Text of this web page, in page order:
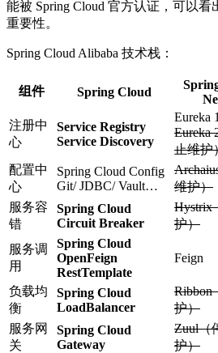
能被 Spring Cloud 官方认证，可以看
重要性。
Spring Cloud Alibaba 技术栈：
组件 Spring Cloud
注册中
心
Service Registry
Service Discovery
Eureka
Eureka
止维护
配置中
心
Spring Cloud Config
Git/ JDBC/ Vault…
维护）
服务容
错
Spring Cloud
Circuit Breaker
Hystrix
护）
服务调
用
Spring Cloud
OpenFeign
RestTemplate
Feign
负载均
衡
Spring Cloud
LoadBalancer
Ribbon
护）
服务网
关
Spring Cloud
Gateway
Zuul（
护）